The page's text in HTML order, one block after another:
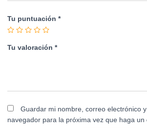
Tu puntuación *
Tu valoración *
Guardar mi nombre, correo electrónico
navegador para la próxima vez que haga un